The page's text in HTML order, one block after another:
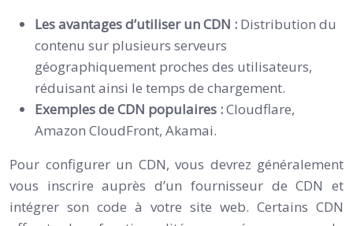
Les avantages d’utiliser un CDN : Distribution du
contenu sur plusieurs serveurs
géographiquement proches des utilisateurs,
réduisant ainsi le temps de chargement.
Exemples de CDN populaires :Cloudflare,
Amazon CloudFront, Akamai.
Pour configurer un CDN, vous devrez généralement
vous inscrire auprès d’un fournisseur de CDN et
intégrer son code à votre site web. Certains CDN